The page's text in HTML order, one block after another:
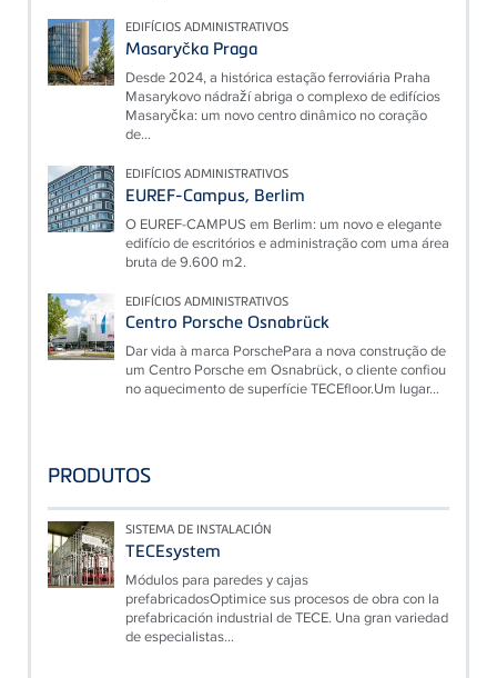
EDIFÍCIOS ADMINISTRATIVOS
Masaryčka Praga
Desde 2024, a histórica estação ferroviária Praha
Masarykovo nádraží abriga o complexo de edifícios
Masaryčka: um novo centro dinâmico no coração
de...
EDIFÍCIOS ADMINISTRATIVOS
EUREF-Campus, Berlim
O EUREF-CAMPUS em Berlim: um novo e elegante
edifício de escritórios e administração com uma área
bruta de 9.600 m2.
EDIFÍCIOS ADMINISTRATIVOS
Centro Porsche Osnabrück
Dar vida à marca PorschePara a nova construção de
um Centro Porsche em Osnabrück, o cliente confiou
no aquecimento de superfície TECEfloor.Um lugar...
PRODUTOS
SISTEMA DE INSTALACIÓN
TECEsystem
Módulos para paredes y cajas
prefabricadosOptimice sus procesos de obra con la
prefabricación industrial de TECE. Una gran variedad
de especialistas...